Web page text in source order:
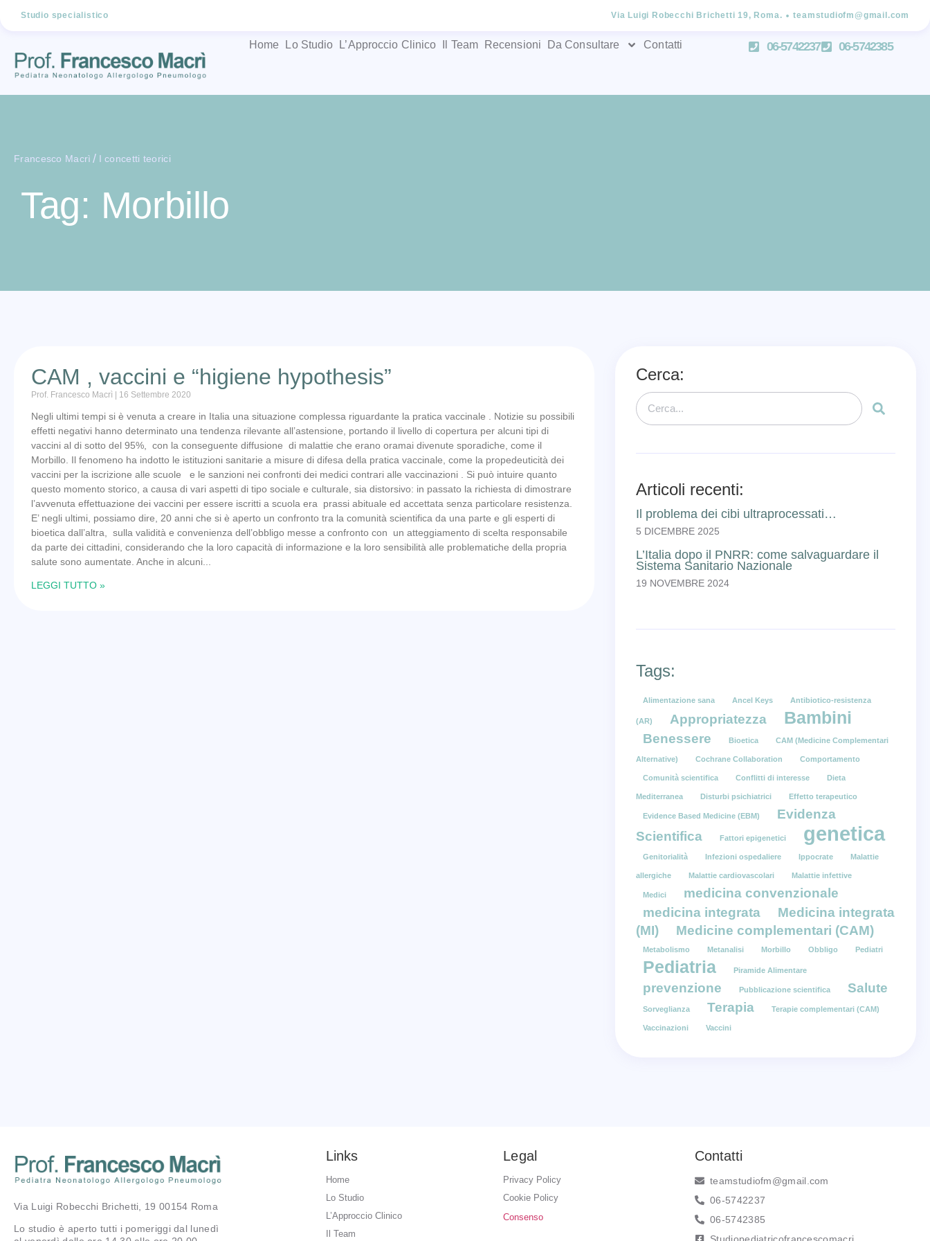
Studio specialistico Via Luigi Robecchi Brichetti 19, Roma. teamstudiofm@gmail.com
Home Lo Studio L’Approccio Clinico Il Team Recensioni Da Consultare Contatti 06-5742237 06-5742385
Francesco Macrì / I concetti teorici
Tag: Morbillo
CAM , vaccini e “higiene hypothesis”
Prof. Francesco Macrì 16 Settembre 2020
Negli ultimi tempi si è venuta a creare in Italia una situazione complessa riguardante la pratica vaccinale . Notizie su possibili
effetti negativi hanno determinato una tendenza rilevante all’astensione, portando il livello di copertura per alcuni tipi di
vaccini al di sotto del 95%, con la conseguente diffusione di malattie che erano oramai divenute sporadiche, come il
Morbillo. Il fenomeno ha indotto le istituzioni sanitarie a misure di difesa della pratica vaccinale, come la propedeuticità dei
vaccini per la iscrizione alle scuole e le sanzioni nei confronti dei medici contrari alle vaccinazioni . Si può intuire quanto
questo momento storico, a causa di vari aspetti di tipo sociale e culturale, sia distorsivo: in passato la richiesta di dimostrare
l’avvenuta effettuazione dei vaccini per essere iscritti a scuola era prassi abituale ed accettata senza particolare resistenza.
E’ negli ultimi, possiamo dire, 20 anni che si è aperto un confronto tra la comunità scientifica da una parte e gli esperti di
bioetica dall’altra, sulla validità e convenienza dell’obbligo messe a confronto con un atteggiamento di scelta responsabile
da parte dei cittadini, considerando che la loro capacità di informazione e la loro sensibilità alle problematiche della propria
salute sono aumentate. Anche in alcuni
LEGGI TUTTO »
Cerca:
Articoli recenti:
Il problema dei cibi ultraprocessati…
5 DICEMBRE 2025
L’Italia dopo il PNRR: come salvaguardare il
Sistema Sanitario Nazionale
19 NOVEMBRE 2024
Tags:
Alimentazione sana Ancel Keys Antibiotico-resistenza
(AR) Appropriatezza Bambini
Benessere Bioetica CAM (Medicine Complementari
Alternative) Cochrane Collaboration Comportamento
Comunità scientifica Conflitti di interesse Dieta
Mediterranea Disturbi psichiatrici Effetto terapeutico
Evidence Based Medicine (EBM)
Evidenza
Scientifica
Fattori epigenetici genetica
Genitorialità Infezioni ospedaliere Ippocrate Malattie
allergiche Malattie cardiovascolari Malattie infettive
Medici
medicina convenzionale
medicina integrata
Medicina integrata
(MI)
Medicine complementari (CAM)
Metabolismo Metanalisi Morbillo Obbligo Pediatri
Pediatria Piramide Alimentare
prevenzione Pubblicazione scientifica Salute
Sorveglianza Terapia Terapie complementari (CAM)
Vaccinazioni Vaccini
Via Luigi Robecchi Brichetti, 19 00154 Roma
Lo studio è aperto tutti i pomeriggi dal lunedì
Links
Home
Lo Studio
L’Approccio Clinico
Il Team
Legal
Privacy Policy
Cookie Policy
Consenso
Contatti
teamstudiofm@gmail.com
06-5742237
06-5742385
Studiopediatricofrancescomacri